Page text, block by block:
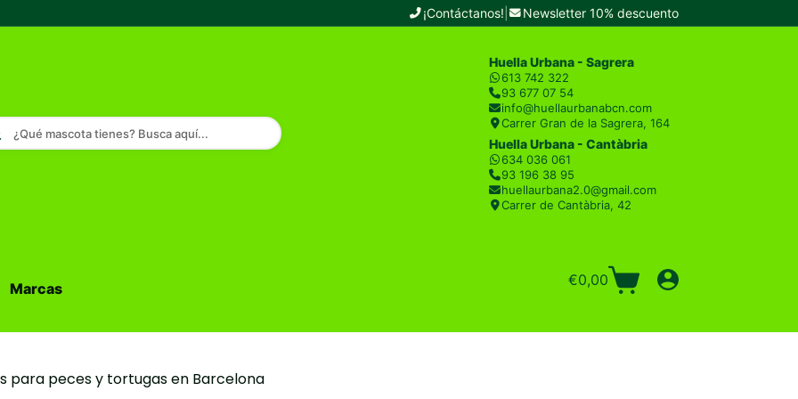
¡Contáctanos! Newsletter 10% descuento
¿Qué mascota tienes? Busca aquí...
Huella Urbana - Sagrera
613 742 322
93 677 07 54
info@huellaurbanabcn.com
Carrer Gran de la Sagrera, 164
Huella Urbana - Cantàbria
634 036 061
93 196 38 95
huellaurbana2.0@gmail.com
Carrer de Cantàbria, 42
Marcas
Carro
€0,00
para peces y tortugas en Barcelona